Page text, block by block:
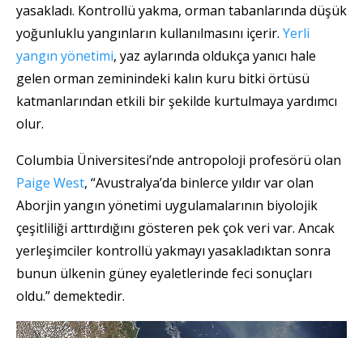
yasakladı. Kontrollü yakma, orman tabanlarında düşük
yoğunluklu yangınların kullanılmasını içerir. Yerli
yangın yönetimi, yaz aylarında oldukça yanıcı hale
gelen orman zeminindeki kalın kuru bitki örtüsü
katmanlarından etkili bir şekilde kurtulmaya yardımcı
olur.
Columbia Üniversitesi’nde antropoloji profesörü olan
Paige West, “Avustralya’da binlerce yıldır var olan
Aborjin yangın yönetimi uygulamalarının biyolojik
çeşitliliği arttırdığını gösteren pek çok veri var. Ancak
yerleşimciler kontrollü yakmayı yasakladıktan sonra
bunun ülkenin güney eyaletlerinde feci sonuçları
oldu.” demektedir.